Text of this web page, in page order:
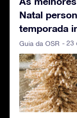
Natal
temporada
Guia da OSR - 23